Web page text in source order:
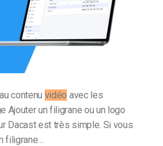
contenu vidéo avec les
Ajouter un filigrane ou un logo
Dacast est très simple. Si vous
filigrane…